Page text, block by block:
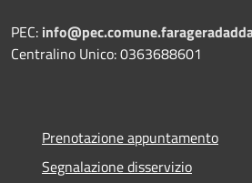
PEC:
Centralino Unico: 0363688601
Prenotazione appuntamento
Segnalazione disservizio